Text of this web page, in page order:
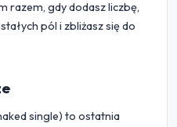
razem, gdy dodasz liczbę,
pól i zbliżasz się do
single) to ostatnia